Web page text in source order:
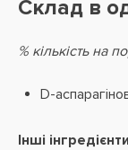
Склад в
% кількість на
D-
Інші